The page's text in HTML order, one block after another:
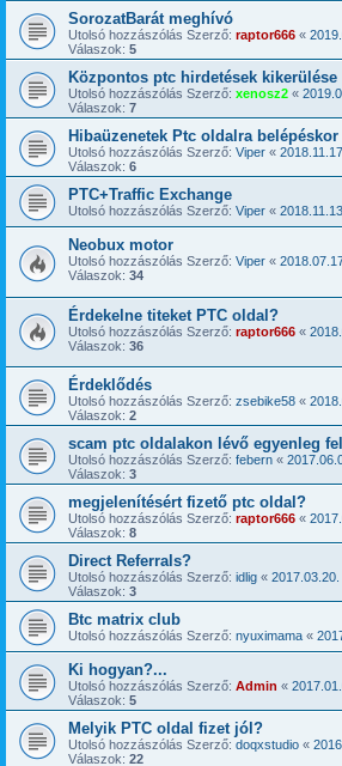
SorozatBarát meghívó
Utolsó hozzászólás Szerző: raptor666 «
Válaszok: 5
Központos ptc hirdetések kikerülése
Utolsó hozzászólás Szerző: xenosz2 «
Válaszok: 7
Hibaüzenetek Ptc oldalra belépéskor
Utolsó hozzászólás Szerző: Viper «
Válaszok: 6
PTC+Traffic Exchange
Utolsó hozzászólás Szerző: Viper «
Neobux motor
Utolsó hozzászólás Szerző: Viper «
Válaszok: 34
Érdekelne titeket PTC oldal?
Utolsó hozzászólás Szerző: raptor666 «
Válaszok: 36
Érdeklődés
Utolsó hozzászólás Szerző: zsebike58 «
Válaszok: 2
scam ptc oldalakon lévő egyenleg
Utolsó hozzászólás Szerző: febern «
Válaszok: 3
megjelenítésért fizető ptc oldal?
Utolsó hozzászólás Szerző: raptor666 «
Válaszok: 8
Direct Referrals?
Utolsó hozzászólás Szerző: idlig «
Válaszok: 3
Btc matrix club
Utolsó hozzászólás Szerző: nyuximama «
Ki hogyan?...
Utolsó hozzászólás Szerző: Admin «
Válaszok: 5
Melyik PTC oldal fizet jól?
Utolsó hozzászólás Szerző: doqxstudio «
Válaszok: 22